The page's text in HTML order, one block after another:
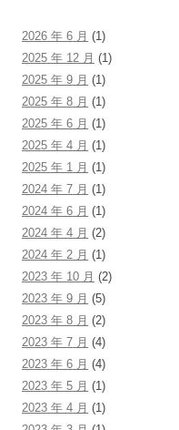
2026 年 6 月 (1)
2025 年 12 月 (1)
2025 年 9 月 (1)
2025 年 8 月 (1)
2025 年 6 月 (1)
2025 年 4 月 (1)
2025 年 1 月 (1)
2024 年 7 月 (1)
2024 年 6 月 (1)
2024 年 4 月 (2)
2024 年 2 月 (1)
2023 年 10 月 (2)
2023 年 9 月 (5)
2023 年 8 月 (2)
2023 年 7 月 (4)
2023 年 6 月 (4)
2023 年 5 月 (1)
2023 年 4 月 (1)